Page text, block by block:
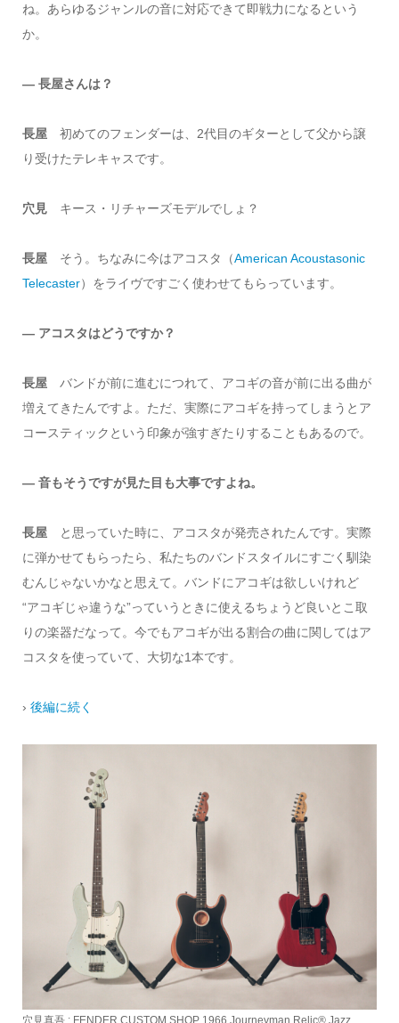
ね。あらゆるジャンルの音に対応できて即戦力になるという
か。
― 長屋さんは？
長屋 初めてのフェンダーは、2代目のギターとして父から譲
り受けたテレキャスです。
穴見 キース・リチャーズモデルでしょ？
長屋 そう。ちなみに今はアコスタ（American Acoustasonic
Telecaster）をライヴですごく使わせてもらっています。
― アコスタはどうですか？
長屋 バンドが前に進むにつれて、アコギの音が前に出る曲が
増えてきたんですよ。ただ、実際にアコギを持ってしまうとア
コースティックという印象が強すぎたりすることもあるので。
― 音もそうですが見た目も大事ですよね。
長屋
と思っていた時に、アコスタが発売されたんです。実際
に弾かせてもらったら、私たちのバンドスタイルにすごく馴染
むんじゃないかなと思えて。バンドにアコギは欲しいけれど
“アコギじゃ違うな”っていうときに使えるちょうど良いとこ取
りの楽器だなって。今でもアコギが出る割合の曲に関してはア
コスタを使っていて、大切な1本です。
› 後編に続く
穴見真吾 : FENDER CUSTOM SHOP 1966 Journeyman Relic® Jazz